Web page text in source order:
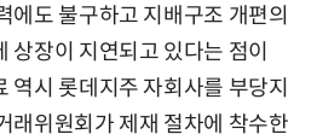
에도 불구하고 지배구조 개편의
상장이 지연되고 있다는 점이
역시 롯데지주 자회사를 부당지
래위원회가 제재 절차에 착수한